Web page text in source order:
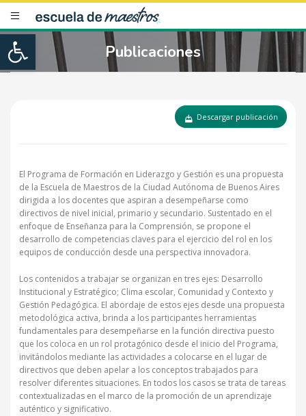
Open toolbar Publicaciones
Descargar publicación
El Programa de Formación en Liderazgo y Gestión es una propuesta
de la Escuela de Maestros de la Ciudad Autónoma de Buenos Aires
dirigida a los docentes que aspiran a desempeñarse como
directivos de nivel inicial, primario y secundario. Sustentado en el
enfoque de Enseñanza para la Comprensión, se propone el
desarrollo de competencias claves para el ejercicio del rol en los
equipos de conducción desde una perspectiva innovadora.
Los contenidos a trabajar se organizan en tres ejes: Desarrollo
Institucional y Estratégico; Clima escolar, Comunidad y Contexto y
Gestión Pedagógica. El abordaje de estos ejes desde una propuesta
metodológica activa, brinda a los participantes herramientas
fundamentales para desempeñarse en la función directiva puesto
que los coloca en un rol protagónico desde el inicio del Programa,
invitándolos mediante las actividades a colocarse en el lugar de
directivos que deben apelar a los conceptos trabajados para
resolver diferentes situaciones. En todos los casos se trata de tareas
contextualizadas en el marco de la promoción de un aprendizaje
auténtico y significativo.